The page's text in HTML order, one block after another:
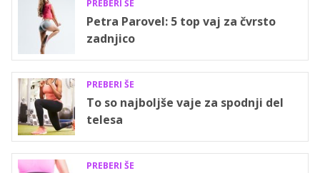
PREBERI ŠE
Petra Parovel: 5 top vaj za čvrsto
zadnjico
PREBERI ŠE
To so najboljše vaje za spodnji del
telesa
PREBERI ŠE